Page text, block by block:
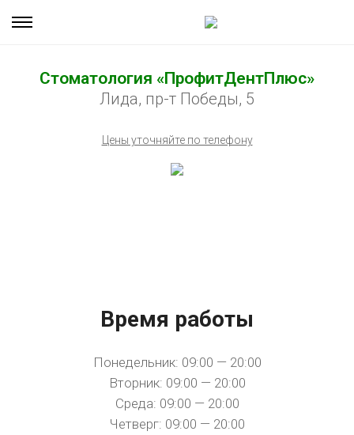
Стоматология «ПрофитДентПлюс»
Лида, пр-т Победы, 5
Цены уточняйте по телефону
Время работы
Понедельник: 09:00 — 20:00
Вторник: 09:00 — 20:00
Среда: 09:00 — 20:00
Четверг: 09:00 — 20:00